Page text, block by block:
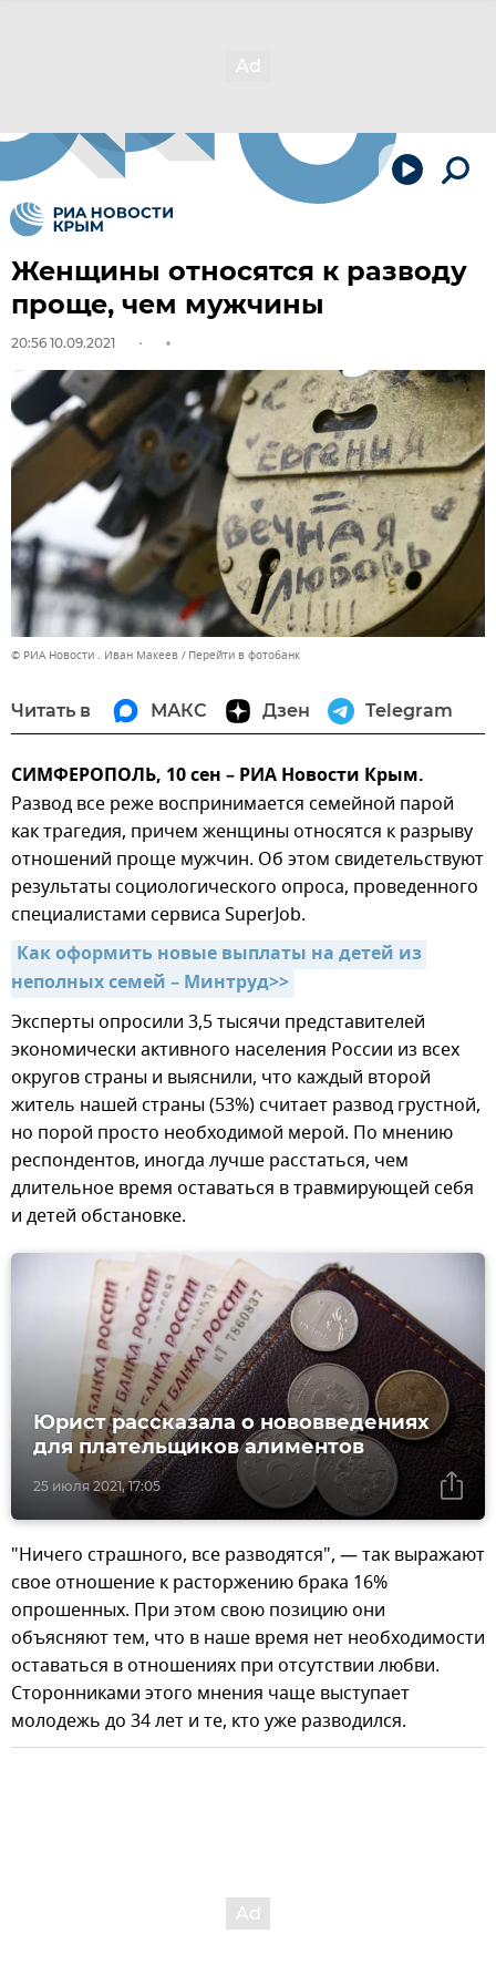
Женщины относятся к разводу
проще, чем мужчины
20:56 10.09.2021
© РИА Новости . Иван Макеев Перейти в фотобанк
Читать в МАКС Дзен Telegram
СИМФЕРОПОЛЬ, 10 сен – РИА Новости Крым.
Развод все реже воспринимается семейной парой
как трагедия, причем женщины относятся к разрыву
отношений проще мужчин. Об этом свидетельствуют
результаты социологического опроса, проведенного
специалистами сервиса SuperJob.
Как оформить новые выплаты на детей из
неполных семей – Минтруд>>
Эксперты опросили 3,5 тысячи представителей
экономически активного населения России из всех
округов страны и выяснили, что каждый второй
житель нашей страны (53%) считает развод грустной,
но порой просто необходимой мерой. По мнению
респондентов, иногда лучше расстаться, чем
длительное время оставаться в травмирующей себя
и детей обстановке.
25 июля 2021, 17:05
Юрист рассказала о нововведениях
для плательщиков алиментов
"Ничего страшного, все разводятся", — так выражают
свое отношение к расторжению брака 16%
опрошенных. При этом свою позицию они
объясняют тем, что в наше время нет необходимости
оставаться в отношениях при отсутствии любви.
Сторонниками этого мнения чаще выступает
молодежь до 34 лет и те, кто уже разводился.